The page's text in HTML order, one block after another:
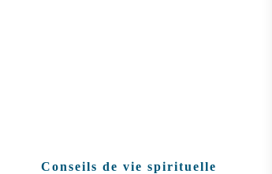
Conseils de vie spirituelle